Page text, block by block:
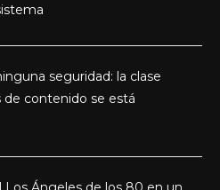
seguridad: la clase
de contenido se está